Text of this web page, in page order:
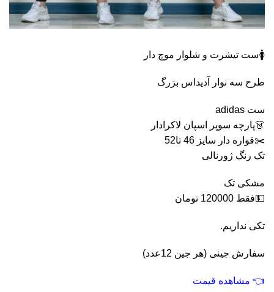
🚺ست تیشرت و شلوار موچ دار
طرح سه نوار آدیداس بزرگ
ست adidas
👗پارچه سوپر اسپان لاکرادار
✂️قواره دار سایز 46 تا52
تک رنگ ژورنالی
مشکی تک
💵فقط 120000 تومان
تکی نداریم.
سفارش جینی (هر جین 12عدد)
👈 مشاهده قیمت